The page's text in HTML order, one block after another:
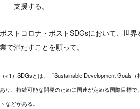
支援する。
ポストコロナ・ポストSDGsにおいて、世
業で満たすことを願って。
（※1）SDGsとは、「Sustainable Development Goals
あり、持続可能な開発のために国連が定める国際目標
トなどがある。